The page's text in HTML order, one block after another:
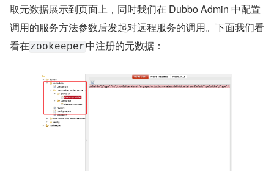
取元数据展示到页面上，同时我们在 Dubbo Admin 中配置
调用的服务方法参数后发起对远程服务的调用。下面我们看
看在zookeeper中注册的元数据：